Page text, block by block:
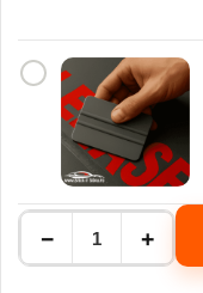
Cantitate
SET
COMPLET
− +